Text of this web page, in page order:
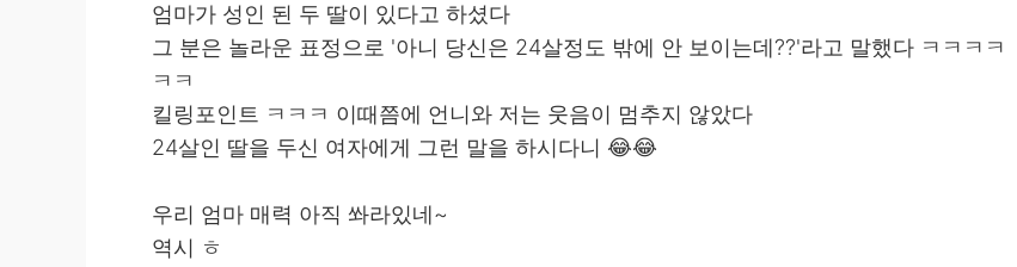
엄마가 성인 된 두 딸이 있다고 하셨다
그 분은 놀라운 표정으로 '아니 당신은 24살정도 밖에 안 보이는데??'라고 말했다 ㅋㅋㅋㅋ
ㅋㅋ
킬링포인트 ㅋㅋㅋ 이때쯤에 언니와 저는 웃음이 멈추지 않았다
24살인 딸을 두신 여자에게 그런 말을 하시다니 😂😂
우리 엄마 매력 아직 쏴라있네~
역시 ㅎ